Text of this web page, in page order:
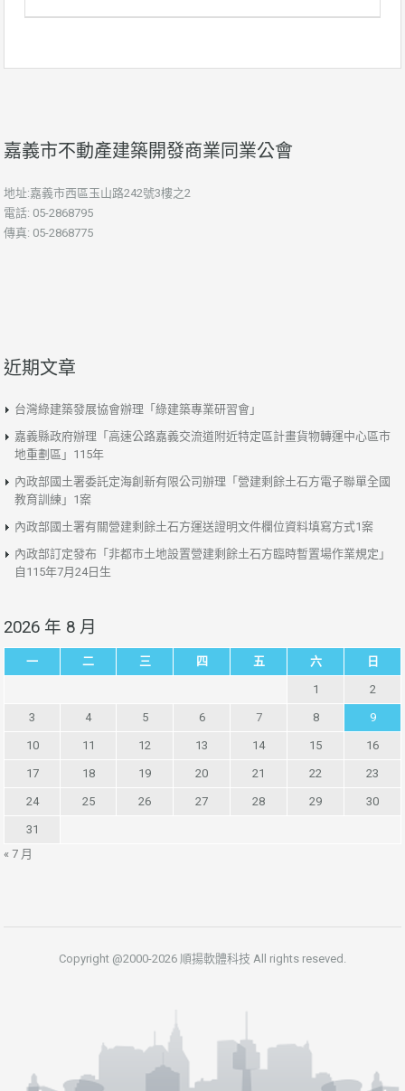
嘉義市不動產建築開發商業同業公會
地址:嘉義市西區玉山路242號3樓之2
電話: 05-2868795
傳真: 05-2868775
近期文章
台灣綠建築發展協會辦理「綠建築專業研習會」
嘉義縣政府辦理「高速公路嘉義交流道附近特定區計畫貨物轉運中心區市
地重劃區」115年
內政部國土署委託定海創新有限公司辦理「營建剩餘土石方電子聯單全國
教育訓練」1案
內政部國土署有關營建剩餘土石方運送證明文件欄位資料填寫方式1案
內政部訂定發布「非都市土地設置營建剩餘土石方臨時暫置場作業規定」
自115年7月24日生
2026 年 8 月
一 二 三 四 五 六 日
1 2
3 4 5 6 7 8 9
10 11 12 13 14 15 16
17 18 19 20 21 22 23
24 25 26 27 28 29 30
31
« 7 月
Copyright @2000-2026 順揚軟體科技 All rights reseved.